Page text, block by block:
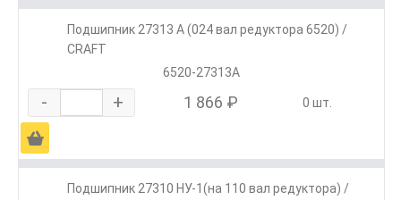
Подшипник 27313 А (024 вал редуктора 6520) /
CRAFT
6520-27313А
- + 1 866 ₽ 0 шт.
Ä
Подшипник 27310 НУ-1(на 110 вал редуктора) /